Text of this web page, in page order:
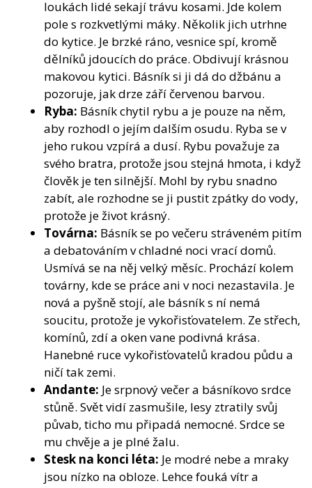
loukách lidé sekají trávu kosami. Jde kolem
pole s rozkvetlými máky. Několik jich utrhne
do kytice. Je brzké ráno, vesnice spí, kromě
dělníků jdoucích do práce. Obdivují krásnou
makovou kytici. Básník si ji dá do džbánu a
pozoruje, jak drze září červenou barvou.
Ryba: Básník chytil rybu a je pouze na něm,
aby rozhodl o jejím dalším osudu. Ryba se v
jeho rukou vzpírá a dusí. Rybu považuje za
svého bratra, protože jsou stejná hmota, i když
člověk je ten silnější. Mohl by rybu snadno
zabít, ale rozhodne se ji pustit zpátky do vody,
protože je život krásný.
Továrna: Básník se po večeru stráveném pitím
a debatováním v chladné noci vrací domů.
Usmívá se na něj velký měsíc. Prochází kolem
továrny, kde se práce ani v noci nezastavila. Je
nová a pyšně stojí, ale básník s ní nemá
soucitu, protože je vykořisťovatelem. Ze střech,
komínů, zdí a oken vane podivná krása.
Hanebné ruce vykořisťovatelů kradou půdu a
ničí tak zemi.
Andante: Je srpnový večer a básníkovo srdce
stůně. Svět vidí zasmušile, lesy ztratily svůj
půvab, ticho mu připadá nemocné. Srdce se
mu chvěje a je plné žalu.
Stesk na konci léta: Je modré nebe a mraky
jsou nízko na obloze. Lehce fouká vítr a